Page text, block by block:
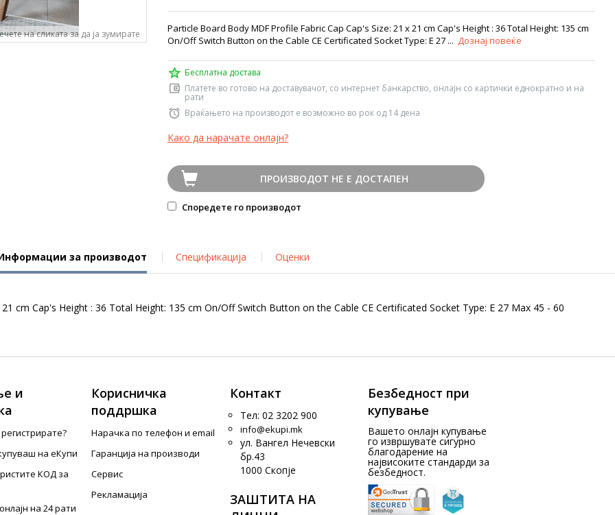
на сликата за да ја зумирате
Particle Board Body MDF Profile Fabric Cap Cap's Size: 21 x 21 cm Cap's Height : 36 Total Height: 135 cm
On/Off Switch Button on the Cable CE Certificated Socket Type: E 27 ... Дознај повеќе
Бесплатна достава
Платете во готово на доставувачот, со интернет банкарство, онлајн со картички еднократно и на
рати
Враќањето на производот е возможно во рок од 14 дена
Како да нарачате онлајн?
ПРОИЗВОДОТ НЕ Е ДОСТАПЕН
Споредете го производот
за производот Спецификација Оценки
cm Cap's Height : 36 Total Height: 135 cm On/Off Switch Button on the Cable CE Certificated Socket Type: E 27 Max 45 - 60
и
на еКупи
КОД за
на 24 рати
Корисничка
поддршка
Нарачка по телефон и еmail
Гаранција на производи
Сервис
Рекламација
Контакт
Тел: 02 3202 900
info@ekupi.mk
ул. Вангел Нечевски
бр.43
1000 Скопје
ЗАШТИТА НА
Безбедност при
купување
Вашето онлајн купување
го извршувате сигурно
благодарение на
највисоките стандарди за
безбедност.